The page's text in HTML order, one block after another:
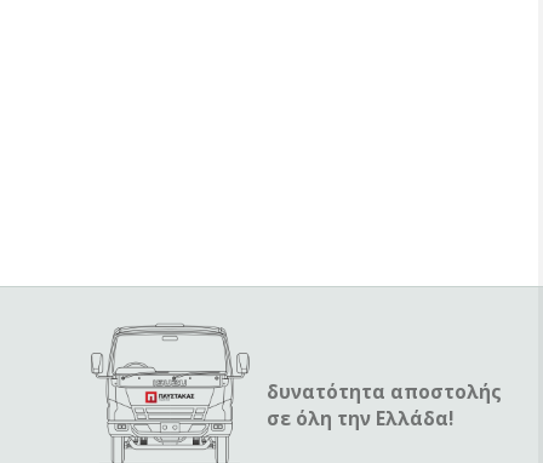
δυνατότητα αποστολής
σε όλη την Ελλάδα!